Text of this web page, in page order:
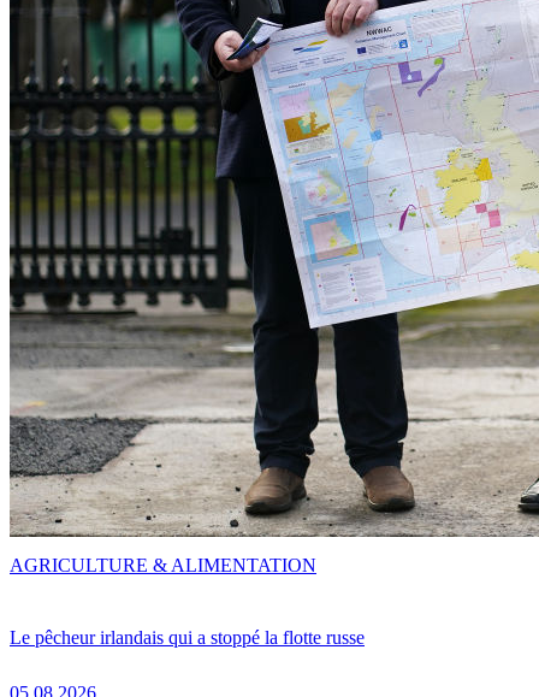
Le pêcheur irlandais qui a stoppé la flotte russe
05.08.2026
AGRICULTURE & ALIMENTATION